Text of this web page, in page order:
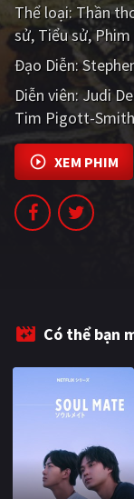
PHIM MỚI
PHIM BỘ
PHIM LẺ
PHIM CHIẾU RẠP
TUYỂN TẬP PHIM
BLOG
Thể loại: Thần
sử Tiểu sử Phim
Đạo Diễn:
Diễn viên: Judi
Tim Pigott-Smith
XEM PHIM
Có thể bạn